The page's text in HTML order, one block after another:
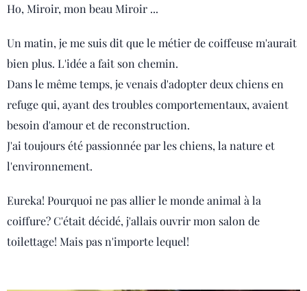
Ho, Miroir, mon beau Miroir ...
Un matin, je me suis dit que le métier de coiffeuse m'aurait
bien plus. L'idée a fait son chemin.
Dans le même temps, je venais d'adopter deux chiens en
refuge qui, ayant des troubles comportementaux, avaient
besoin d'amour et de reconstruction.
J'ai toujours été passionnée par les chiens, la nature et
l'environnement.
Eureka! Pourquoi ne pas allier le monde animal à la
coiffure? C'était décidé, j'allais ouvrir mon salon de
toilettage! Mais pas n'importe lequel!